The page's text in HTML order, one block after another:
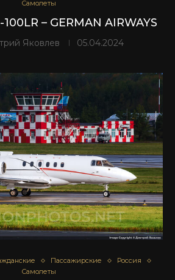
Самолеты
– GERMAN AIRWAYS
Яковлев 05.04.2024
Пассажирские
Россия
Самолеты